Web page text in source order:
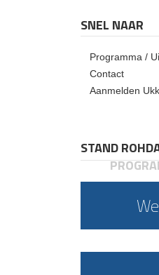
SNEL NAAR
Programma /
Contact
Aanmelden
STAND